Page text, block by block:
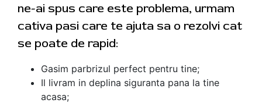
ne-ai spus care este problema, urmam
cativa pasi care te ajuta sa o rezolvi cat
se poate de rapid:
Gasim parbrizul perfect pentru tine;
Il livram in deplina siguranta pana la tine
acasa;